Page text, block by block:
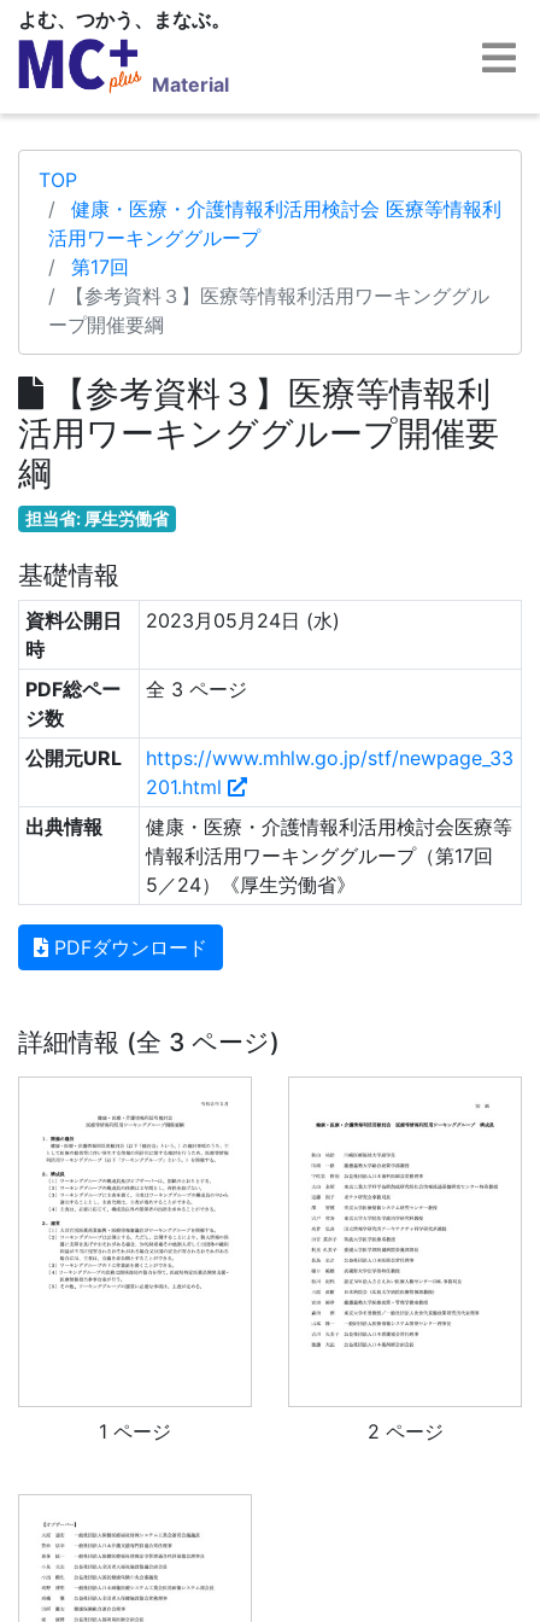
よむ、つかう、まなぶ。
Material
TOP
健康・医療・介護情報利活用検討会 医療等情報利
活用ワーキンググループ
第17回
【参考資料３】医療等情報利活用ワーキンググル
ープ開催要綱
【参考資料３】医療等情報利
活用ワーキンググループ開催要
綱
担当省: 厚生労働省
基礎情報
資料公開日
時
2023月05月24日 (水)
PDF総ペー
ジ数
全 3 ページ
公開元URL
https://www.mhlw.go.jp/stf/newpage_33
201.html
出典情報
健康・医療・介護情報利活用検討会医療等
情報利活用ワーキンググループ（第17回
5／24）《厚生労働省》
PDFダウンロード
詳細情報 (全 3 ページ)
1 ページ 2 ページ